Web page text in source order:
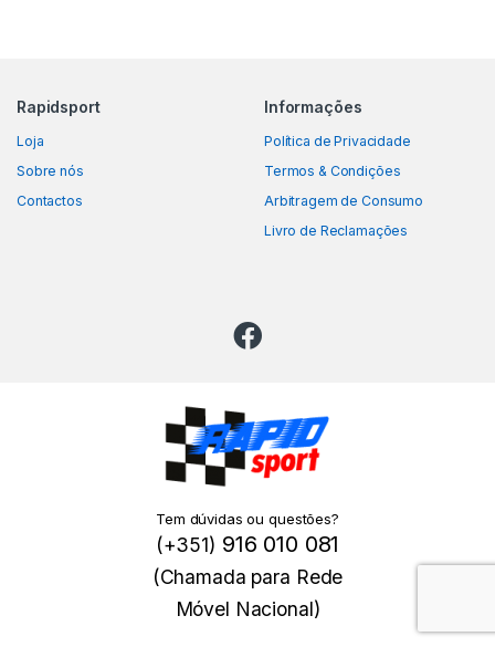
Rapidsport
Loja
Sobre nós
Contactos
Informações
Política de Privacidade
Termos & Condições
Arbitragem de Consumo
Livro de Reclamações
Tem dúvidas ou questões?
(+351) 916 010 081
(Chamada para Rede
Móvel Nacional)